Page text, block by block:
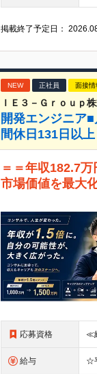
掲載終了予定日：
NEW 正社員 面接情
ＩＥ３－Ｇｒｏｕｐ
開発エンジニア
間休⽇131⽇以上
＝＝年収182.7
市場価値を最大
応募資格
給与